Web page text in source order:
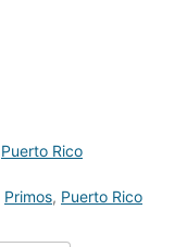
Puerto Rico
Primos, Puerto Rico